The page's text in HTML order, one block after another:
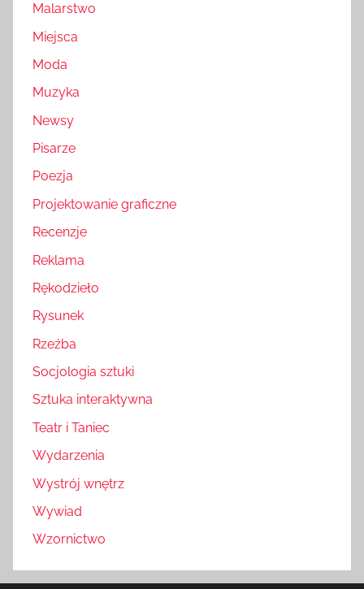
Malarstwo
Miejsca
Moda
Muzyka
Newsy
Pisarze
Poezja
Projektowanie graficzne
Recenzje
Reklama
Rękodzieło
Rysunek
Rzeźba
Socjologia sztuki
Sztuka interaktywna
Teatr i Taniec
Wydarzenia
Wystrój wnętrz
Wywiad
Wzornictwo